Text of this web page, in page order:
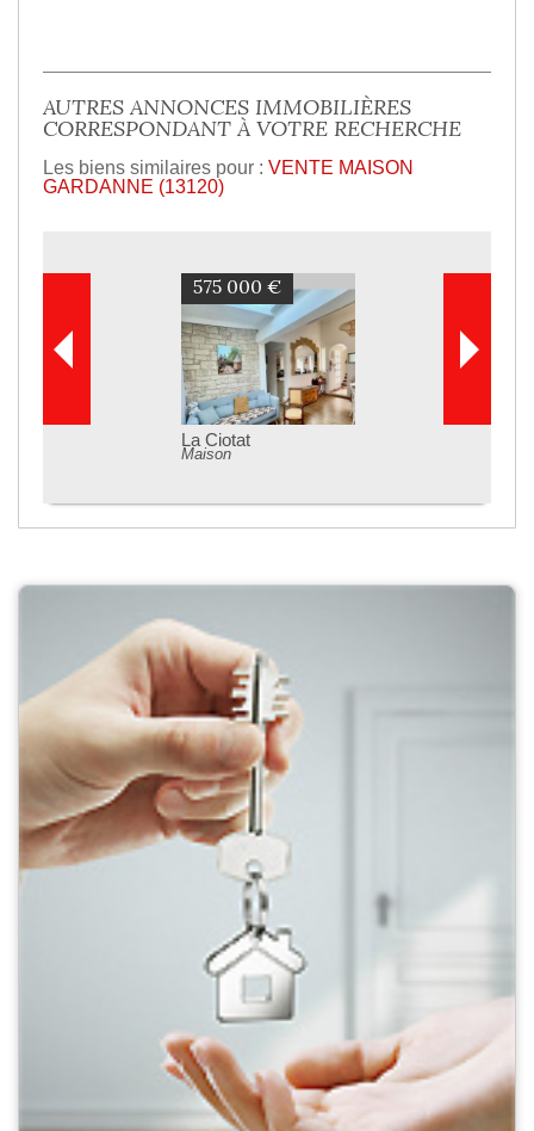
AUTRES ANNONCES IMMOBILIÈRES
CORRESPONDANT À VOTRE RECHERCHE
Les biens similaires pour : VENTE MAISON
GARDANNE (13120)
575 000 €
La Ciotat
Maison